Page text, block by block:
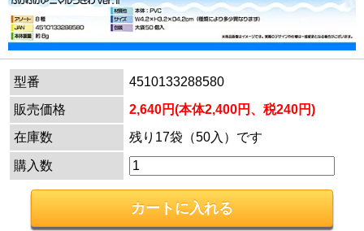
型番
4510133288580
販売価格
2,640円(本体2,400円、税240円)
在庫数
残り17袋（50入）です
購入数